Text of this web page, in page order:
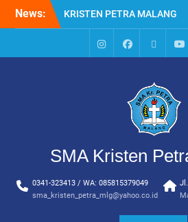
News:
HARI KE EMPAT SMA
KRISTEN PETRA MALANG
MPLS HARI KE TIGA SMA
KRISTEN PETRA MALANG
LINGKUNGAN SEKOLAH DI
SMA KRISTEN PETRA
AJARAN BARU YBPK
MPLS HARI KE 5 SMA
KRISTEN PETRA MALANG
IG
Facebook
SMA Kristen
0341-323413 / WA: 085815379049
sma_kristen_petra_mlg@yahoo.co.id